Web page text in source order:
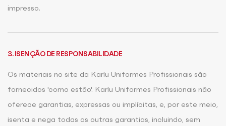
impresso.
3. ISENÇÃO DE RESPONSABILIDADE
Os materiais no site da Karlu Uniformes Profissionais são
fornecidos 'como estão'. Karlu Uniformes Profissionais não
oferece garantias, expressas ou implícitas, e, por este meio,
isenta e nega todas as outras garantias, incluindo, sem